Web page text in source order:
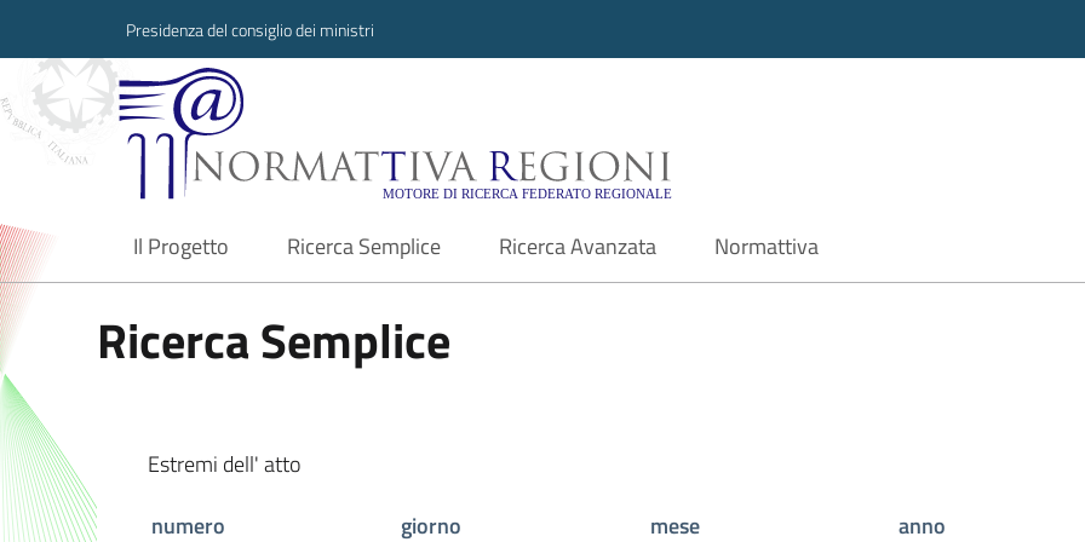
Presidenza del consiglio dei ministri
Normattiva Regioni - Motore di ricerca
Il Progetto
current Ricerca Semplice Ricerca Avanzata Normattiva
Ricerca Semplice
Estremi dell' atto
numero
giorno mese
anno